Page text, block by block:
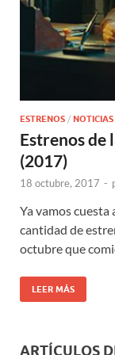
ESTRENOS / NOTICIAS
Estrenos de
(2017)
18 octubre, 2017 -
Ya vamos cuesta
cantidad de
octubre que
LEER MÁS
ARTÍCULOS